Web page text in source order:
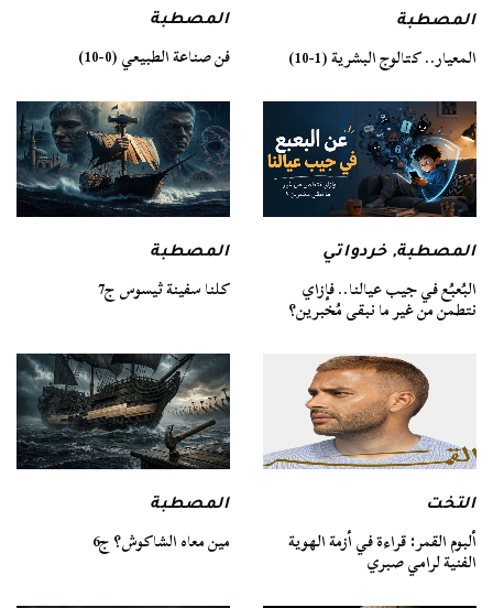
المصطبة
المعيار.. كتالوج البشرية (1-10)
المصطبة
فن صناعة الطبيعي (0-10)
المصطبة,خردواتي
البُعبُع في جيب عيالنا.. فإزاي
نتطمن من غير ما نبقى مُخبرين؟
المصطبة
كلنا سفينة ثيسوس ج7
التخت
ألبوم القمر: قراءة في أزمة الهوية
الفنية لرامي صبري
المصطبة
مين معاه الشاكوش؟ ج6